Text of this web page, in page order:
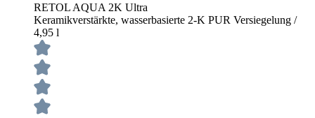
RETOL AQUA 2K Ultra
Keramikverstärkte, wasserbasierte 2-K PUR Versiegelung /
4,95 l